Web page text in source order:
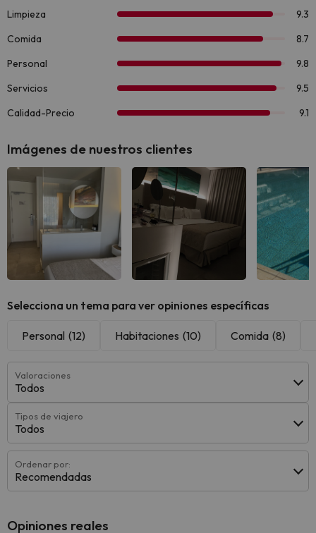
Imágenes de nuestros clientes
Selecciona un tema para ver opiniones específicas
Personal (12) Habitaciones (10) Comida (8)
Valoraciones
Todos
Tipos de viajero
Todos
Ordenar por:
Recomendadas
Opiniones reales